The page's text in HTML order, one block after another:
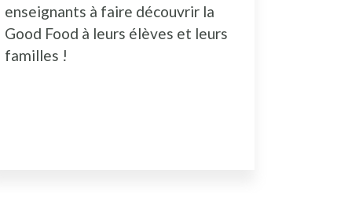
enseignants à faire découvrir la
Good Food à leurs élèves et leurs
familles !